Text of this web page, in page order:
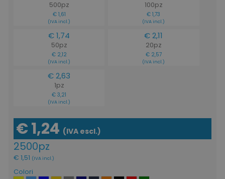
500pz
€ 1,61
(IVA incl.)
100pz
€ 1,73
(IVA incl.)
€ 1,74
50pz
€ 2,12
(IVA incl.)
€ 2,11
20pz
€ 2,57
(IVA incl.)
€ 2,63
1pz
€ 3,21
(IVA incl.)
€ 1,24 (IVA escl.)
2500pz
€ 1,51 (IVA incl.)
Colori